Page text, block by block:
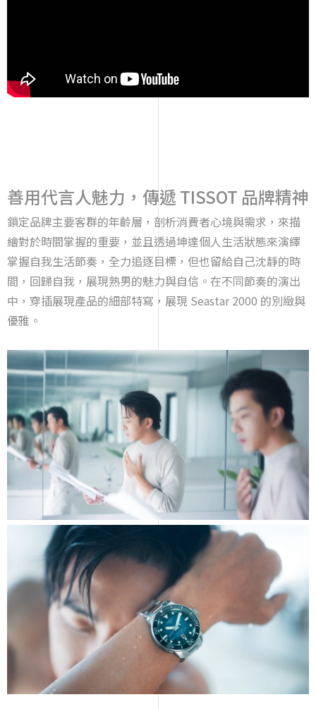
善用代言人魅力，傳遞 TISSOT 品牌精神
鎖定品牌主要客群的年齡層，剖析消費者心境與需求，來描
繪對於時間掌握的重要，並且透過坤達個人生活狀態來演繹
掌握自我生活節奏，全力追逐目標，但也留給自己沈靜的時
間，回歸自我，展現熟男的魅力與自信。在不同節奏的演出
中，穿插展現產品的細部特寫，展現 Seastar 2000 的別緻與
優雅。